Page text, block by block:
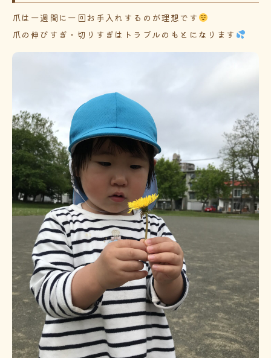
爪は一週間に一回お手入れするのが理想です
爪の伸びすぎ・切りすぎはトラブルのもとになります